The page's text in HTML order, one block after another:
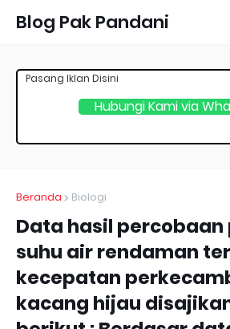
Blog Pak Pandani
Hubungi Kami via
Pasang Iklan Disini
Beranda Biologi
Data hasil percobaan
suhu air rendaman
kecepatan
kacang hijau